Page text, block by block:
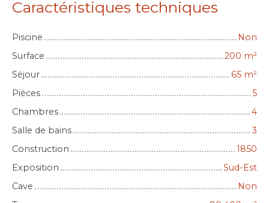
Caractéristiques techniques
Piscine
Non
Surface
200 m²
Séjour
65 m²
Pièces
5
Chambres
4
Salle de bains
3
Construction
1850
Exposition
Sud-Est
Cave
Non